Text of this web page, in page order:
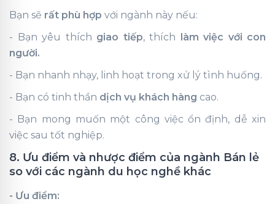
Bạn sẽ rất phù hợp với ngành này nếu:
- Bạn yêu thích giao tiếp, thích
làm việc với con
người.
- Bạn nhanh nhạy, linh hoạt trong xử lý tình huống.
- Bạn có tinh thần dịch vụ khách hàng cao.
- Bạn mong muốn một công việc ổn định, dễ xin
việc sau tốt nghiệp.
8. Ưu điểm và nhược điểm của ngành Bán lẻ
so với các ngành du học nghề khác
- Ưu điểm: